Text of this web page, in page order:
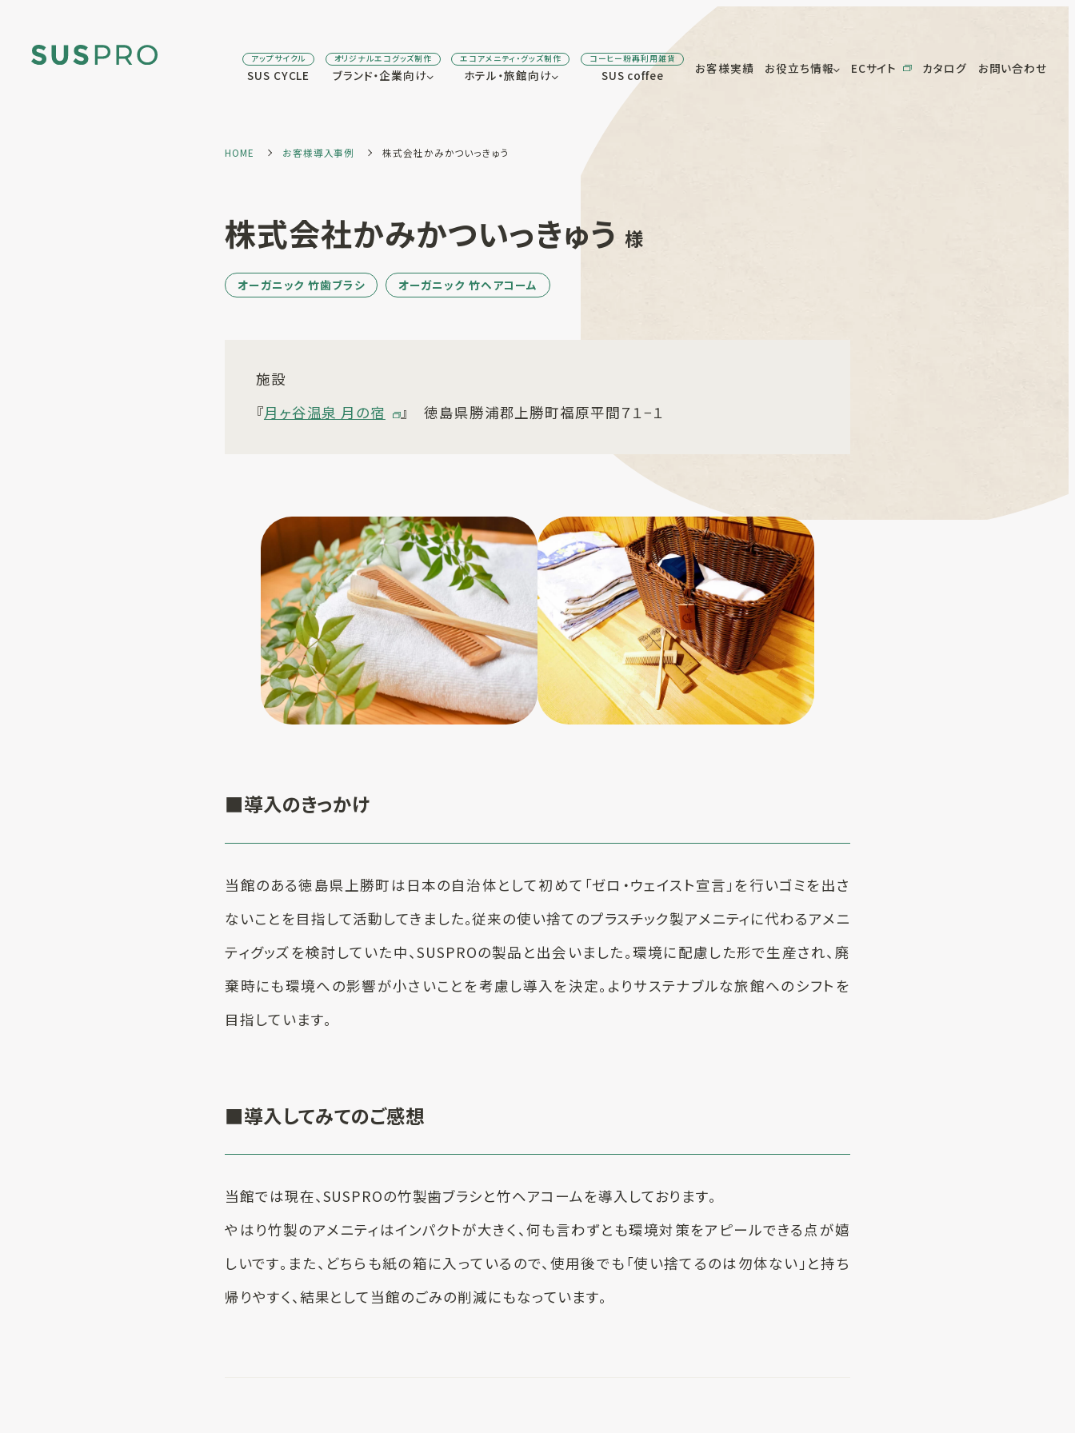
アップサイクル
SUS CYCLE
オリジナルエコグッズ制作
ブランド・企業向け
エコアメニティ・グッズ制作
ホテル・旅館向け
コーヒー粉再利用雑貨
SUS coffee お客様実績 お役立ち情報 ECサイト カタログ お問い合わせ
HOME お客様導入事例 株式会社かみかついっきゅう
株式会社かみかついっきゅう 様
オーガニック 竹歯ブラシ オーガニック 竹ヘアコーム
施設
『月ヶ谷温泉 月の宿 』 徳島県勝浦郡上勝町福原平間７１−１
■導入のきっかけ
当館のある徳島県上勝町は日本の自治体として初めて「ゼロ・ウェイスト宣言」を行いゴミを出さ
ないことを目指して活動してきました。従来の使い捨てのプラスチック製アメニティに代わるアメニ
ティグッズを検討していた中、SUSPROの製品と出会いました。環境に配慮した形で生産され、廃
棄時にも環境への影響が小さいことを考慮し導入を決定。よりサステナブルな旅館へのシフトを
目指しています。
■導入してみてのご感想
当館では現在、SUSPROの竹製⻭ブラシと竹ヘアコームを導入しております。
やはり竹製のアメニティはインパクトが大きく、何も言わずとも環境対策をアピールできる点が嬉
しいです。また、どちらも紙の箱に入っているので、使用後でも「使い捨てるのは勿体ない」と持ち
帰りやすく、結果として当館のごみの削減にもなっています。